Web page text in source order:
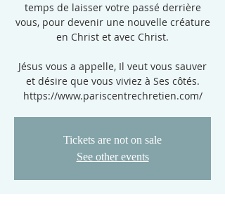
temps de laisser votre passé derrière
vous, pour devenir une nouvelle créature
en Christ et avec Christ.
Jésus vous a appelle, Il veut vous sauver
et désire que vous viviez à Ses côtés.
https://www.pariscentrechretien.com/
Tickets are not on sale
See other events